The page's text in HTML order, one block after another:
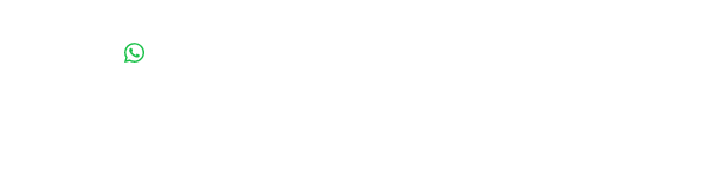
fabricado en Chile de acero dulce